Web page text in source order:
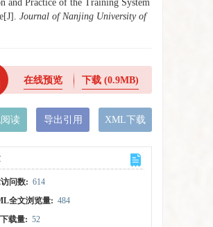
Practice of the Training System
Journal of Nanjing University of
在线预览 下载(0.9MB)
读 导出引用 XML下载
问数: 614
全文浏览量: 484
载量: 52